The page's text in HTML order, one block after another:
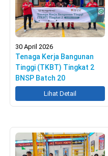
30 April 2026
Tenaga Kerja Bangunan
Tinggi (TKBT) Tingkat 2
BNSP Batch 20
Lihat Detail